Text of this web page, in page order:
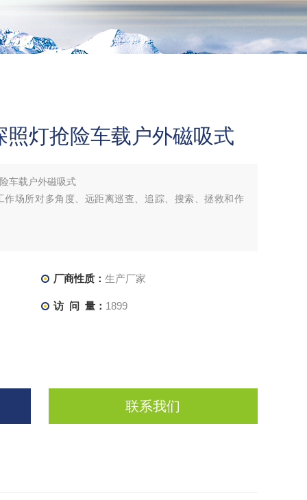
灯抢险车载户外磁吸式
车载户外磁吸式
场所对多角度、远距离巡查、追踪、搜索、拯救和作
厂商性质： 生产厂家
访 问 量： 1899
联系我们